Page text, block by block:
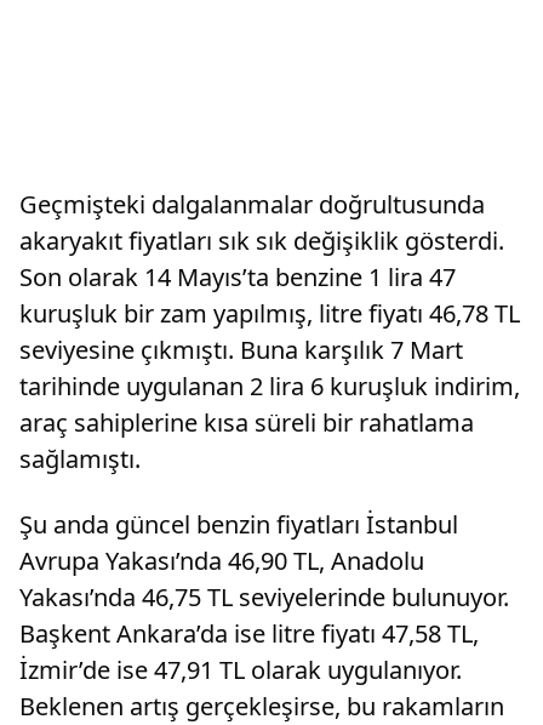
Geçmişteki dalgalanmalar doğrultusunda
akaryakıt fiyatları sık sık değişiklik gösterdi.
Son olarak 14 Mayıs’ta benzine 1 lira 47
kuruşluk bir zam yapılmış, litre fiyatı 46,78 TL
seviyesine çıkmıştı. Buna karşılık 7 Mart
tarihinde uygulanan 2 lira 6 kuruşluk indirim,
araç sahiplerine kısa süreli bir rahatlama
sağlamıştı.
Şu anda güncel benzin fiyatları İstanbul
Avrupa Yakası’nda 46,90 TL, Anadolu
Yakası’nda 46,75 TL seviyelerinde bulunuyor.
Başkent Ankara’da ise litre fiyatı 47,58 TL,
İzmir’de ise 47,91 TL olarak uygulanıyor.
Beklenen artış gerçekleşirse, bu rakamların